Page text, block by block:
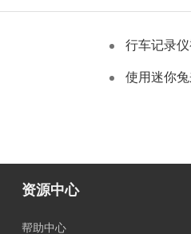
行车记录
使用迷你
资源中心
帮助中心